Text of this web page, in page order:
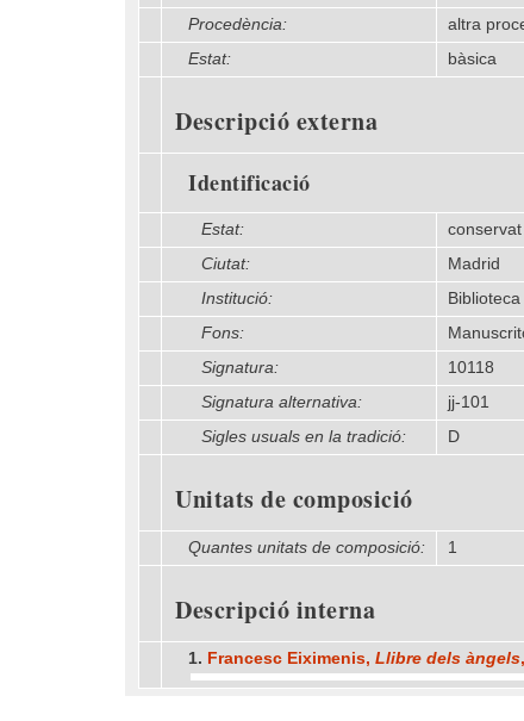
Procedència:
altra
Estat:
bàsica
Descripció externa
Identificació
Estat:
conservat
Ciutat:
Madrid
Institució:
Fons:
Signatura:
10118
Signatura alternativa:
jj-101
Sigles usuals en la tradició:
D
Unitats de composició
Quantes unitats de composició: 1
Descripció interna
1. Francesc Eiximenis, Llibre dels àngels